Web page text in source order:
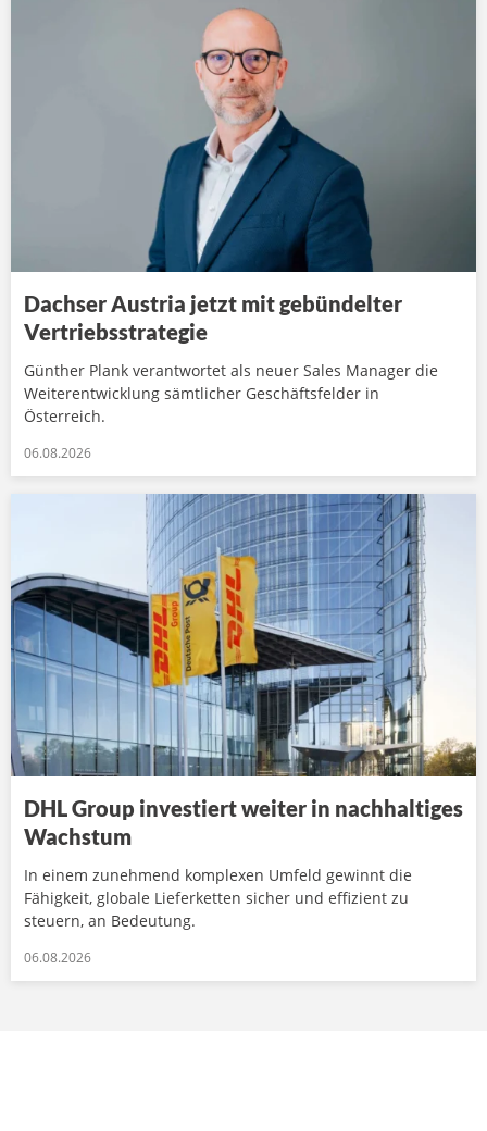
Dachser Austria jetzt mit gebündelter
Vertriebsstrategie
Günther Plank verantwortet als neuer Sales Manager die
Weiterentwicklung sämtlicher Geschäftsfelder in
Österreich.
06.08.2026
DHL Group investiert weiter in nachhaltiges
Wachstum
In einem zunehmend komplexen Umfeld gewinnt die
Fähigkeit, globale Lieferketten sicher und effizient zu
steuern, an Bedeutung.
06.08.2026